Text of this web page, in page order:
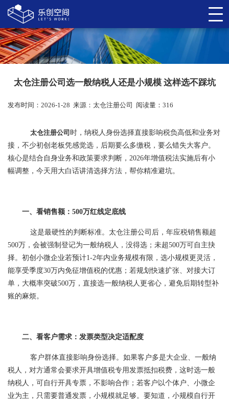
太仓注册公司选一般纳税人还是小规模 这样选不踩坑
发布时间：2026-1-28 来源： 太仓注册公司 阅读量：316
太仓注册公司 时，纳税人身份选择直接影响税负高低和业务对
接，不少初创老板凭感觉选，后期要么多缴税，要么错失大客户。
核心是结合自身业务和政策要求判断，2026年增值税法实施后有小
幅调整，今天用大白话讲清选择方法，帮你精准避坑。
一、看销售额：500万红线定底线
这是最硬性的判断标准。太仓注册公司后，年应税销售额超
500万，会被强制登记为一般纳税人，没得选；未超500万可自主抉
择。初创小微企业若预计1-2年内业务规模有限，选小规模更灵活，
能享受季度30万内免征增值税的优惠；若规划快速扩张、对接大订
单，大概率突破500万，直接选一般纳税人更省心，避免后期转型补
账的麻烦。
二、看客户需求：发票类型决定适配度
客户群体直接影响身份选择。如果客户多是大企业、一般纳
税人，对方通常会要求开具增值税专用发票抵扣税费，这时选一般
纳税人，可自行开具专票，不影响合作；若客户以个体户、小微企
业为主，只需要普通发票，小规模就足够。要知道，小规模自行开